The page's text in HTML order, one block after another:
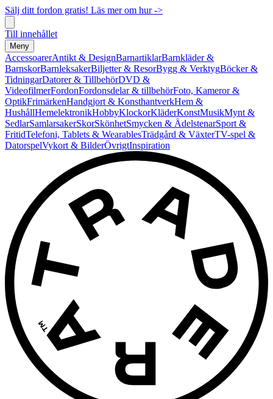
Sälj ditt fordon gratis! Läs mer om hur ->
Till innehållet
Meny
AccessoarerAntikt & DesignBarnartiklarBarnkläder &
BarnskorBarnleksakerBiljetter & ResorBygg & VerktygBöcker &
TidningarDatorer & TillbehörDVD &
VideofilmerFordonFordonsdelar & tillbehörFoto, Kameror &
OptikFrimärkenHandgjort & KonsthantverkHem &
HushållHemelektronikHobbyKlockorKläderKonstMusikMynt &
SedlarSamlarsakerSkorSkönhetSmycken & ÄdelstenarSport &
FritidTelefoni, Tablets & WearablesTrädgård & VäxterTV-spel &
DatorspelVykort & BilderÖvrigtInspiration